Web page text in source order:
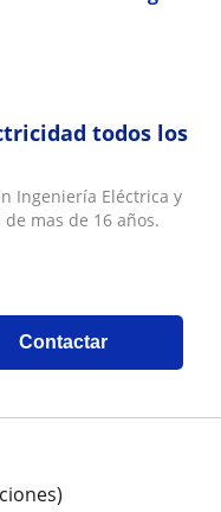
todos los
Ingeniería Eléctrica y
mas de 16 años.
Contactar